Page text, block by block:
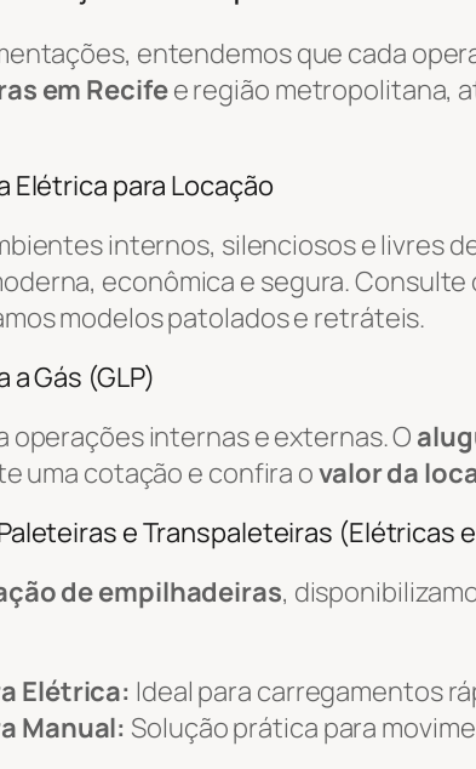
entendemos que cada
em Recifee região metropolitana,
Elétrica para Locação
internos, silenciosos e livres
econômica e segura. Consulte
modelos patolados e retráteis.
a Gás (GLP)
operações internas e externas. O
uma cotação e confira ovalor da
e Transpaleteiras (Elétricas
de empilhadeiras,
Elétrica: Ideal para carregamentos
Manual: Solução prática para